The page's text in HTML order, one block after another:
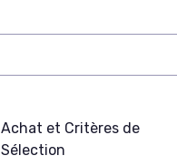
Achat et Critères de
Sélection